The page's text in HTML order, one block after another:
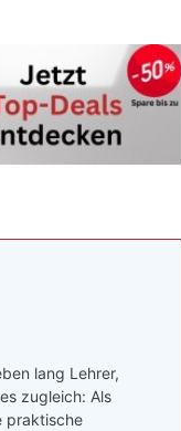
lang Lehrer,
zugleich: Als
praktische